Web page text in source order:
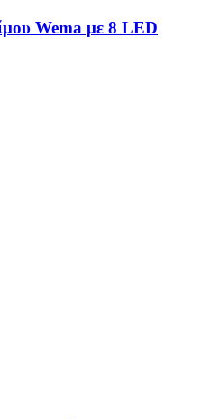
Wema με 8 LED